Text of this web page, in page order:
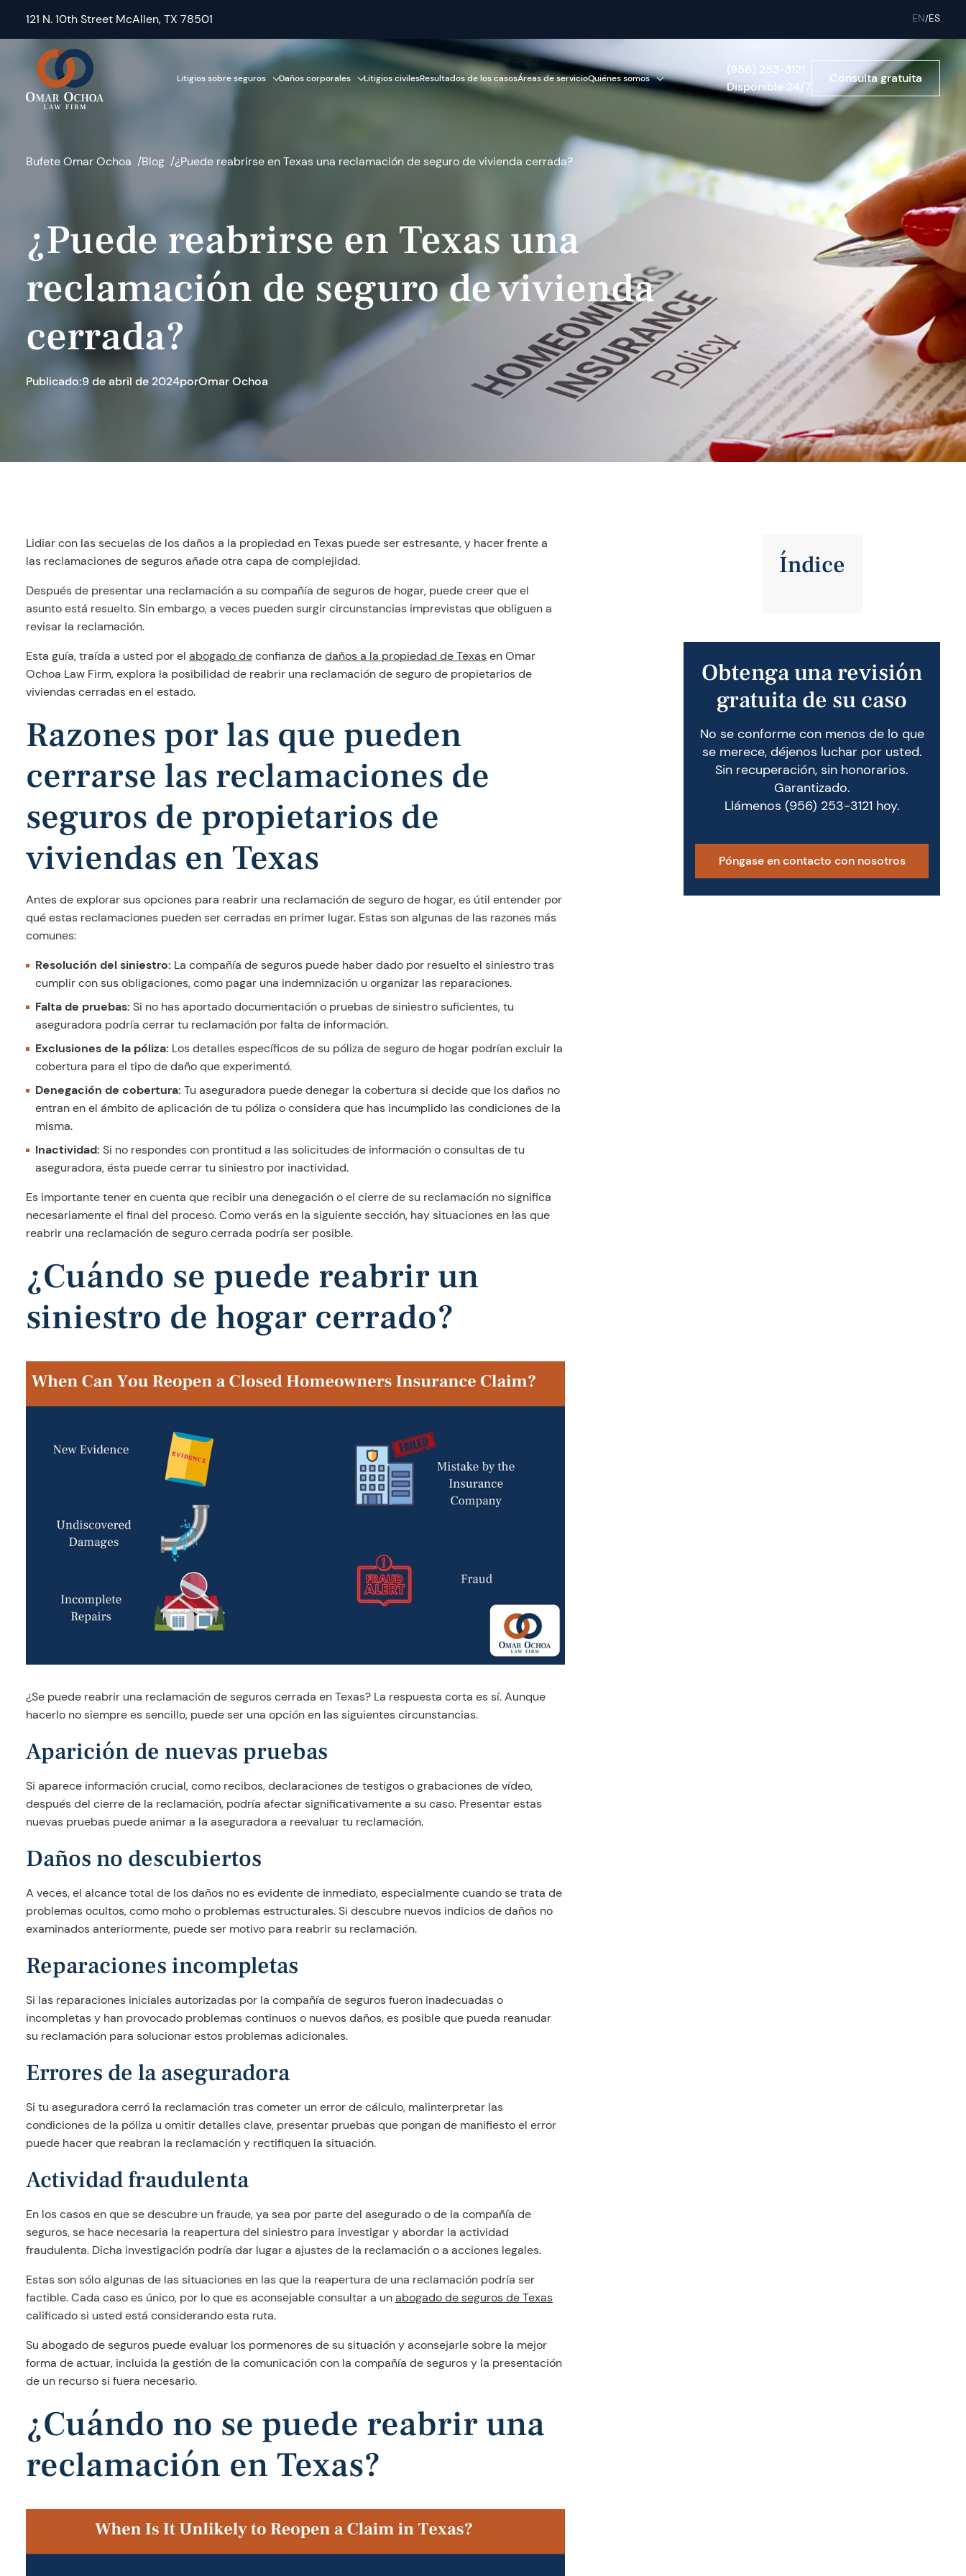
121 N. 10th Street McAllen, TX 78501 EN ES
Litigios sobre seguros Daños corporales Litigios civilesResultados de los casosÁreas de servicioQuiénes somos
(956) 253-3121
Disponible 24/7
Consulta gratuita
Bufete Omar Ochoa Blog ¿Puede reabrirse en Texas una reclamación de seguro de vivienda cerrada?
¿Puede reabrirse en Texas una
reclamación de seguro de vivienda
cerrada?
Publicado:9 de abril de 2024porOmar Ochoa
Lidiar con las secuelas de los daños a la propiedad en Texas puede ser estresante, y hacer frente a
las reclamaciones de seguros añade otra capa de complejidad.
Después de presentar una reclamación a su compañía de seguros de hogar, puede creer que el
asunto está resuelto. Sin embargo, a veces pueden surgir circunstancias imprevistas que obliguen a
revisar la reclamación.
Esta guía, traída a usted por el abogado deconfianza dedaños a la propiedad de Texasen Omar
Ochoa Law Firm, explora la posibilidad de reabrir una reclamación de seguro de propietarios de
viviendas cerradas en el estado.
Razones por las que pueden
cerrarse las reclamaciones de
seguros de propietarios de
viviendas en Texas
Antes de explorar sus opciones para reabrir una reclamación de seguro de hogar, es útil entender por
qué estas reclamaciones pueden ser cerradas en primer lugar. Estas son algunas de las razones más
comunes:
Resolución del siniestro: La compañía de seguros puede haber dado por resuelto el siniestro tras
cumplir con sus obligaciones, como pagar una indemnización u organizar las reparaciones.
Falta de pruebas: Si no has aportado documentación o pruebas de siniestro suficientes, tu
aseguradora podría cerrar tu reclamación por falta de información.
Exclusiones de la póliza: Los detalles específicos de su póliza de seguro de hogar podrían excluir la
cobertura para el tipo de daño que experimentó.
Denegación de cobertura: Tu aseguradora puede denegar la cobertura si decide que los daños no
entran en el ámbito de aplicación de tu póliza o considera que has incumplido las condiciones de la
misma.
Inactividad: Si no respondes con prontitud a las solicitudes de información o consultas de tu
aseguradora, ésta puede cerrar tu siniestro por inactividad.
Es importante tener en cuenta que recibir una denegación o el cierre de su reclamación no significa
necesariamente el final del proceso. Como verás en la siguiente sección, hay situaciones en las que
reabrir una reclamación de seguro cerrada podría ser posible.
¿Cuándo se puede reabrir un
siniestro de hogar cerrado?
¿Se puede reabrir una reclamación de seguros cerrada en Texas? La respuesta corta es sí. Aunque
hacerlo no siempre es sencillo, puede ser una opción en las siguientes circunstancias.
Aparición de nuevas pruebas
Si aparece información crucial, como recibos, declaraciones de testigos o grabaciones de vídeo,
después del cierre de la reclamación, podría afectar significativamente a su caso. Presentar estas
nuevas pruebas puede animar a la aseguradora a reevaluar tu reclamación.
Daños no descubiertos
A veces, el alcance total de los daños no es evidente de inmediato, especialmente cuando se trata de
problemas ocultos, como moho o problemas estructurales. Si descubre nuevos indicios de daños no
examinados anteriormente, puede ser motivo para reabrir su reclamación.
Reparaciones incompletas
Si las reparaciones iniciales autorizadas por la compañía de seguros fueron inadecuadas o
incompletas y han provocado problemas continuos o nuevos daños, es posible que pueda reanudar
su reclamación para solucionar estos problemas adicionales.
Errores de la aseguradora
Si tu aseguradora cerró la reclamación tras cometer un error de cálculo, malinterpretar las
condiciones de la póliza u omitir detalles clave, presentar pruebas que pongan de manifiesto el error
puede hacer que reabran la reclamación y rectifiquen la situación.
Actividad fraudulenta
En los casos en que se descubre un fraude, ya sea por parte del asegurado o de la compañía de
seguros, se hace necesaria la reapertura del siniestro para investigar y abordar la actividad
fraudulenta. Dicha investigación podría dar lugar a ajustes de la reclamación o a acciones legales.
Estas son sólo algunas de las situaciones en las que la reapertura de una reclamación podría ser
factible. Cada caso es único, por lo que es aconsejable consultar a unabogado de seguros de Texas
calificado si usted está considerando esta ruta.
Su abogado de seguros puede evaluar los pormenores de su situación y aconsejarle sobre la mejor
forma de actuar, incluida la gestión de la comunicación con la compañía de seguros y la presentación
de un recurso si fuera necesario.
¿Cuándo no se puede reabrir una
reclamación en Texas?
Índice
Obtenga una revisión
gratuita de su caso
No se conforme con menos de lo que
se merece, déjenos luchar por usted.
Sin recuperación, sin honorarios.
Garantizado.
Llámenos (956) 253-3121hoy.
Póngase en contacto con nosotros